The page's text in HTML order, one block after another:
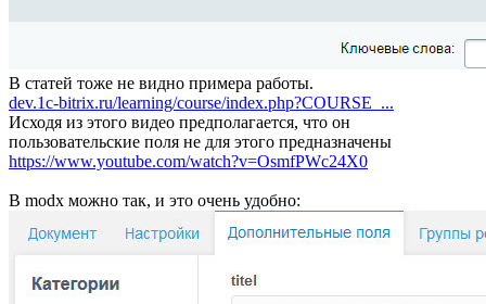
В статей тоже не видно примера работы.
dev.1c-bitrix.ru/learning/course/index.php?COURSE_...
Исходя из этого видео предполагается, что он
пользовательские поля не для этого предназначены
https://www.youtube.com/watch?v=OsmfPWc24X0
В modx можно так, и это очень удобно: